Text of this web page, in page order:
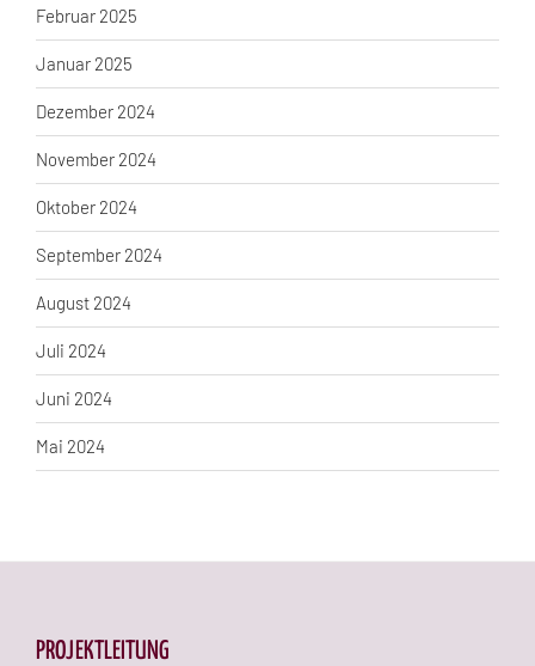
Februar 2025
Januar 2025
Dezember 2024
November 2024
Oktober 2024
September 2024
August 2024
Juli 2024
Juni 2024
Mai 2024
PROJEKTLEITUNG